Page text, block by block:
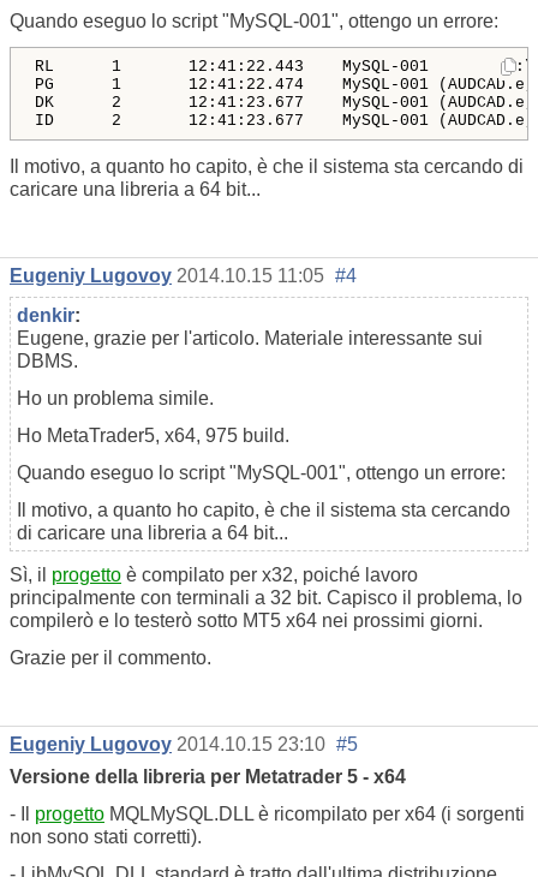
Quando eseguo lo script "MySQL-001", ottengo un errore:
RL      1       12:41:22.443    MySQL-001
PG      1       12:41:22.474    MySQL-001
DK      2       12:41:23.677    MySQL-001
ID      2       12:41:23.677    MySQL-001
Il motivo, a quanto ho capito, è che il sistema sta cercando di
caricare una libreria a 64 bit...
Eugeniy Lugovoy 2014.10.15 11:05 #4
denkir:
Eugene, grazie per l'articolo. Materiale interessante sui
DBMS.
Ho un problema simile.
Ho MetaTrader5, x64, 975 build.
Quando eseguo lo script "MySQL-001", ottengo un errore:
Il motivo, a quanto ho capito, è che il sistema sta cercando
di caricare una libreria a 64 bit...
Sì, il progetto è compilato per x32, poiché lavoro
principalmente con terminali a 32 bit. Capisco il problema, lo
compilerò e lo testerò sotto MT5 x64 nei prossimi giorni.
Grazie per il commento.
Eugeniy Lugovoy 2014.10.15 23:10 #5
Versione della libreria per Metatrader 5 - x64
- Il progetto MQLMySQL.DLL è ricompilato per x64 (i sorgenti
non sono stati corretti).